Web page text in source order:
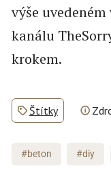
výše
kanálu
krokem.
Štítky
#beton #diy